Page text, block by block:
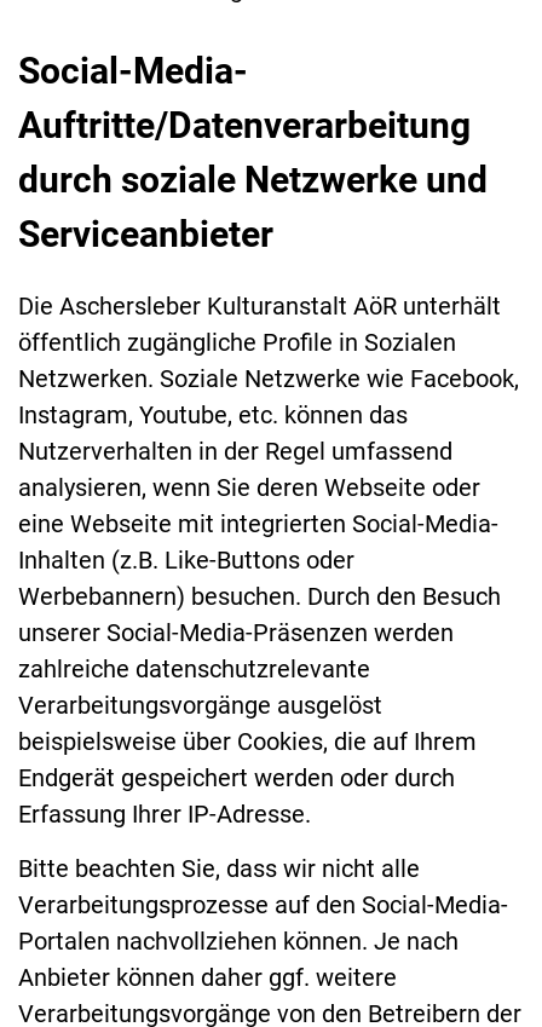
Social-Media-
Auftritte/Datenverarbeitung
durch soziale Netzwerke und
Serviceanbieter
Die Aschersleber Kulturanstalt AöR unterhält
öffentlich zugängliche Profile in Sozialen
Netzwerken. Soziale Netzwerke wie Facebook,
Instagram, Youtube, etc. können das
Nutzerverhalten in der Regel umfassend
analysieren, wenn Sie deren Webseite oder
eine Webseite mit integrierten Social-Media-
Inhalten (z.B. Like-Buttons oder
Werbebannern) besuchen. Durch den Besuch
unserer Social-Media-Präsenzen werden
zahlreiche datenschutzrelevante
Verarbeitungsvorgänge ausgelöst
beispielsweise über Cookies, die auf Ihrem
Endgerät gespeichert werden oder durch
Erfassung Ihrer IP-Adresse.
Bitte beachten Sie, dass wir nicht alle
Verarbeitungsprozesse auf den Social-Media-
Portalen nachvollziehen können. Je nach
Anbieter können daher ggf. weitere
Verarbeitungsvorgänge von den Betreibern der